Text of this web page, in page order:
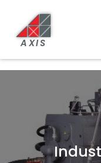
AXIS